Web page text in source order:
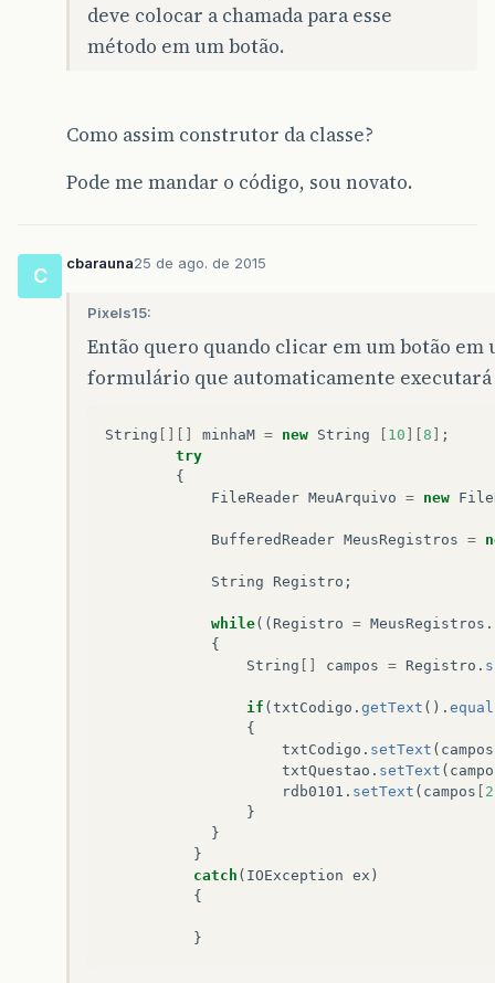
deve colocar a chamada para esse
método em um botão.
Como assim construtor da classe?
Pode me mandar o código, sou novato.
C
cbarauna25 de ago. de 2015
Pixels15:
Então quero quando clicar em um botão
formulário que automaticamente executará
String minhaM = new String 10 8
;
try
{
FileReader MeuArquivo = new
BufferedReader MeusRegistros =
String Registro ;
while(( Registro = MeusRegistros .
{
String
campos = Registro .
if ( txtCodigo . getText ().
{
txtCodigo . setText ( campos
txtQuestao . setText (
rdb0101 . setText ( campos 2
}
}
}
catch ( IOException ex )
{
}